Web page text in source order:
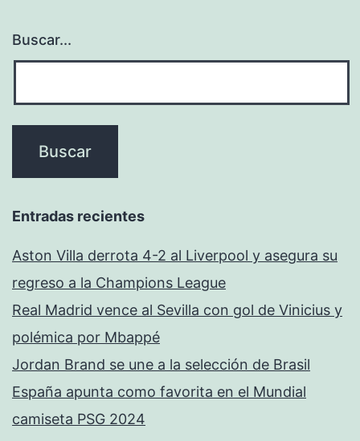
Buscar...
Entradas recientes
Aston Villa derrota 4-2 al Liverpool y asegura su
regreso a la Champions League
Real Madrid vence al Sevilla con gol de Vinicius y
polémica por Mbappé
Jordan Brand se une a la selección de Brasil
España apunta como favorita en el Mundial
camiseta PSG 2024